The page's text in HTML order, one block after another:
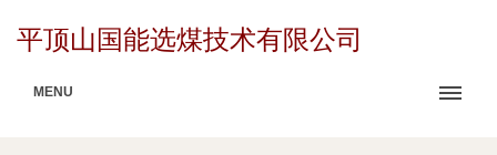
平顶山国能选煤技术有限公司
MENU